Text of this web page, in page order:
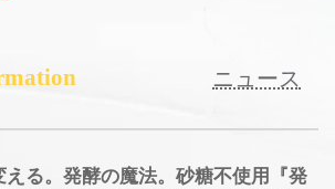
ニュース
える。発酵の魔法。砂糖不使用『発